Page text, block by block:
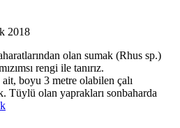
2018
olan sumak (Rhus sp.)
rengi ile tanırız.
ait, boyu 3 metre olabilen çalı
Tüylü olan yaprakları sonbaharda